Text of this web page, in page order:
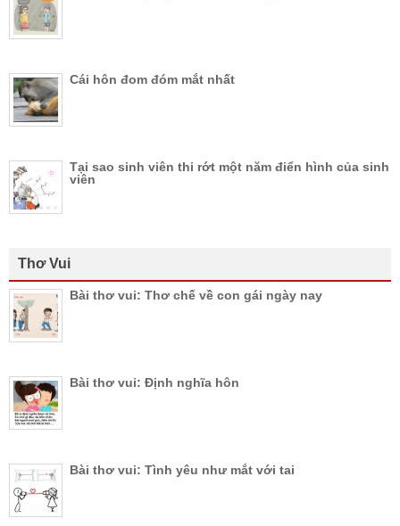
Cái hôn đom đóm mắt nhất
Tại sao sinh viên thi rớt một năm điển hình của sinh
viên
Thơ Vui
Bài thơ vui: Thơ chế về con gái ngày nay
Bài thơ vui: Định nghĩa hôn
Bài thơ vui: Tình yêu như mắt với tai